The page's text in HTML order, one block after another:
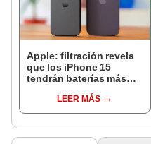
Apple: filtración revela
que los iPhone 15
tendrán baterías más
LEER MÁS